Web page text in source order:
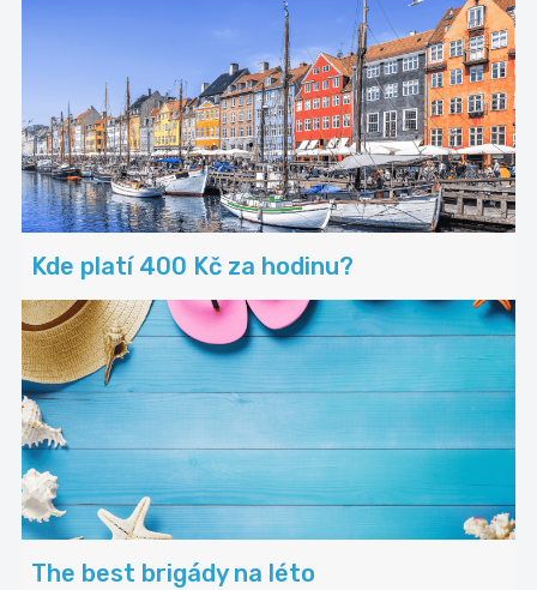
Kde platí 400 Kč za hodinu?
The best brigády na léto